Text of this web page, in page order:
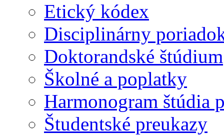
Etický kódex
Disciplinárny
Doktorandské štúdium
Školné a poplatky
Harmonogram štúdia
Študentské preukazy